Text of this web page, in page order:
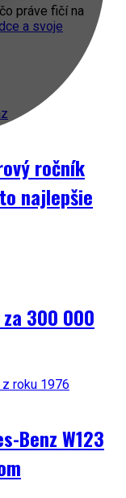
práve fičí na
a svoje
ročník
najlepšie
300 000
Benz W123